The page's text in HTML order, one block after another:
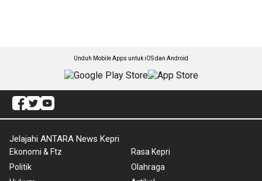
Unduh Mobile Apps untuk iOS dan Android
Jelajahi ANTARA News Kepri
Ekonomi & Ftz
Politik
Rasa Kepri
Olahraga